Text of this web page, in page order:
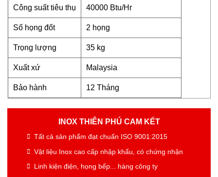
Công suất tiêu thụ 40000 Btu/Hr
Số họng đốt 2 họng
Trọng lượng 35 kg
Xuất xứ Malaysia
Bảo hành 12 Tháng
INOX THIÊN PHÚ CAM KẾT
Tất cả sản phẩm đạt chuẩn ISO 9001:2015
Vật liệu Inox cao cấp nhập khẩu, có chứng nhận
Linh kiện điện, họng bếp... hàng công ty